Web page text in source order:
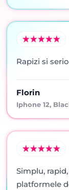
Rapizi si
Florin
Iphone 12,
Simplu,
platformele